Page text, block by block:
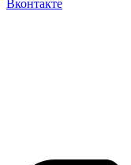
Вконтакте